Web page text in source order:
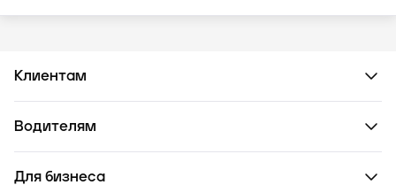
Клиентам
Водителям
Для бизнеса